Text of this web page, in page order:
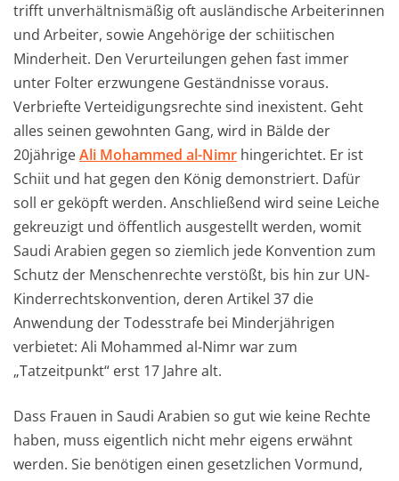
trifft unverhältnismäßig oft ausländische Arbeiterinnen
und Arbeiter, sowie Angehörige der schiitischen
Minderheit. Den Verurteilungen gehen fast immer
unter Folter erzwungene Geständnisse voraus.
Verbriefte Verteidigungsrechte sind inexistent. Geht
alles seinen gewohnten Gang, wird in Bälde der
20jährigeAli Mohammed al-Nimr hingerichtet. Er ist
Schiit und hat gegen den König demonstriert. Dafür
soll er geköpft werden. Anschließend wird seine Leiche
gekreuzigt und öffentlich ausgestellt werden, womit
Saudi Arabien gegen so ziemlich jede Konvention zum
Schutz der Menschenrechte verstößt, bis hin zur UN-
Kinderrechtskonvention, deren Artikel 37 die
Anwendung der Todesstrafe bei Minderjährigen
verbietet: Ali Mohammed al-Nimr war zum
„Tatzeitpunkt“ erst 17 Jahre alt.
Dass Frauen in Saudi Arabien so gut wie keine Rechte
haben, muss eigentlich nicht mehr eigens erwähnt
werden. Sie benötigen einen gesetzlichen Vormund,